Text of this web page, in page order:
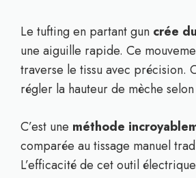
Le tufting en partant gun crée
une aiguille rapide. Ce
traverse le tissu avec précision.
régler la hauteur de mèche
C’est une méthode
comparée au tissage manuel
L’efficacité de cet outil